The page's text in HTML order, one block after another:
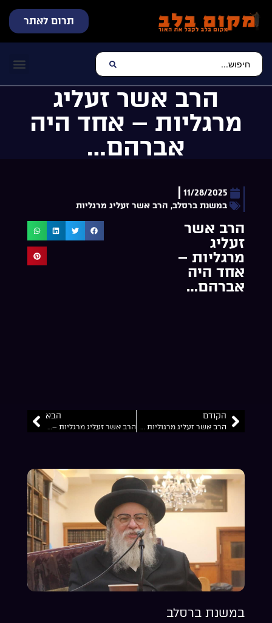
תרום לאתר
הרב אשר זעליג
מרגליות – אחד היה
אברהם…
11/28/2025
במשנת ברסלב, הרב אשר זעליג מרגליות
הרב אשר
זעליג
מרגליות –
אחד היה
אברהם…
הקודם
הרב אשר זעליג מרגוליות בנין בית המקדש הפרטי… (הילולת האריז”ל)
הבא
הרב אשר זעליג מרגליות – פרשת וירא – תורה י”ב צעקת “איה מקום כבודו”…
במשנת ברסלב